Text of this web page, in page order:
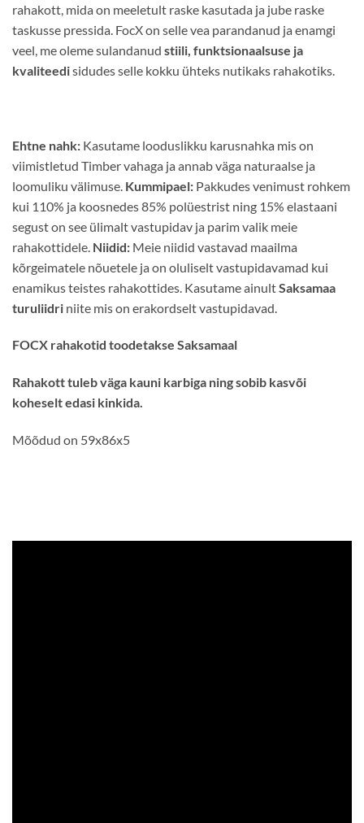
rahakott, mida on meeletult raske kasutada ja jube raske
taskusse pressida. FocX on selle vea parandanud ja enamgi
veel, me oleme sulandanud stiili, funktsionaalsuse ja
kvaliteedisidudes selle kokku ühteks nutikaks rahakotiks.
Ehtne nahk: Kasutame looduslikku karusnahka mis on
viimistletud Timber vahaga ja annab väga naturaalse ja
loomuliku välimuse. Kummipael: Pakkudes venimust rohkem
kui 110% ja koosnedes 85% polüestrist ning 15% elastaani
segust on see ülimalt vastupidav ja parim valik meie
rahakottidele. Niidid: Meie niidid vastavad maailma
kõrgeimatele nõuetele ja on oluliselt vastupidavamad kui
enamikus teistes rahakottides. Kasutame ainultSaksamaa
turuliidri niite mis on erakordselt vastupidavad.
FOCX rahakotid toodetakse Saksamaal
Rahakott tuleb väga kauni karbiga ning sobib kasvõi
koheselt edasi kinkida.
Mõõdud on 59x86x5